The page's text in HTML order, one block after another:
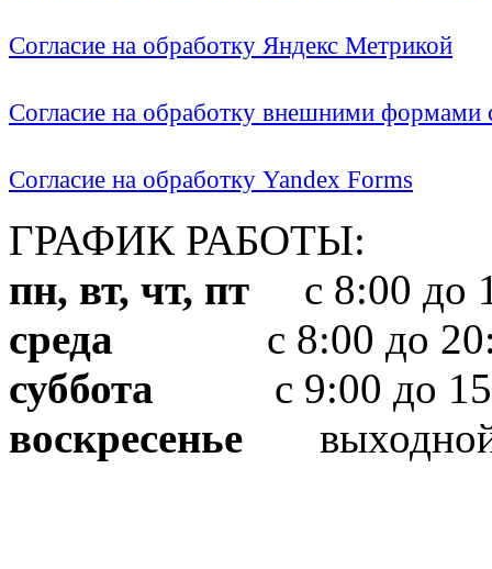
Согласие на обработку Яндекс Метрикой
Согласие на обработку внешними формами
Согласие на обработку Yandex Forms
ГРАФИК РАБОТЫ:
пн, вт, чт, пт с 8:00 до
среда с 8:00 до
суббота с 9:00 до
воскресенье